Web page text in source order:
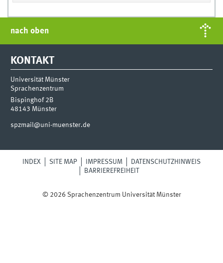
nach oben
KONTAKT
Universität Münster
Sprachenzentrum
Bispinghof 2B
48143 Münster
spzmail@uni-muenster.de
INDEX SITE MAP IMPRESSUM
DATENSCHUTZHINWEIS
BARRIEREFREIHEIT
© 2026 Sprachenzentrum Universität Münster